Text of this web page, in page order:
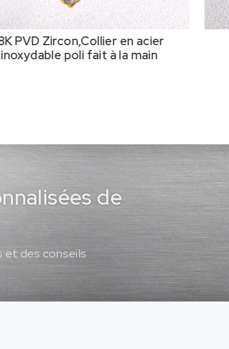
PVD Zircon,Collier en acier
inoxydable poli fait à la main
de
et des conseils